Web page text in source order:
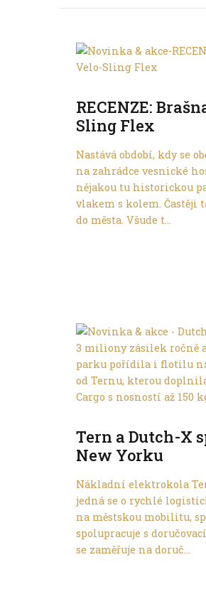
RECENZE:
Sling Flex
Nastává období, kdy se
na zahrádce vesnické
nějakou tu historickou
vlakem s kolem. Častěji
do města. Všude t...
Tern a Dutch-X
New Yorku
Nákladní elektrokola
jedná se o rychlé
na městskou mobilitu,
spolupracuje s
se zaměřuje na doruč...